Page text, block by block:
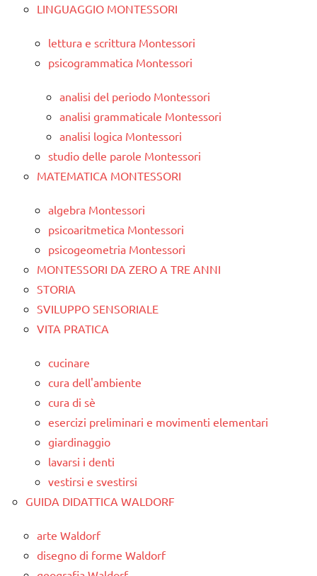
LINGUAGGIO MONTESSORI
lettura e scrittura Montessori
psicogrammatica Montessori
analisi del periodo Montessori
analisi grammaticale Montessori
analisi logica Montessori
studio delle parole Montessori
MATEMATICA MONTESSORI
algebra Montessori
psicoaritmetica Montessori
psicogeometria Montessori
MONTESSORI DA ZERO A TRE ANNI
STORIA
SVILUPPO SENSORIALE
VITA PRATICA
cucinare
cura dell'ambiente
cura di sè
esercizi preliminari e movimenti elementari
giardinaggio
lavarsi i denti
vestirsi e svestirsi
GUIDA DIDATTICA WALDORF
arte Waldorf
disegno di forme Waldorf